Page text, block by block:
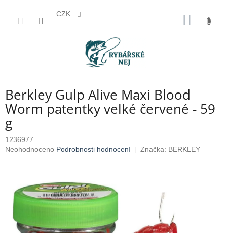
CZK
Berkley Gulp Alive Maxi Blood
Worm patentky velké červené - 59
g
1236977
Průměrné
hvězdiček.
Neohodnoceno Podrobnosti hodnocení Značka: BERKLEY